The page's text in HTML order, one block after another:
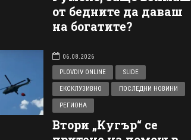
от бедните да даваш
на богатите?
06.08.2026
PLOVDIV ONLINE
SLIDE
ЕКСКЛУЗИВНО ПОСЛЕДНИ НОВИНИ
РЕГИОНА
Втори „Кугър“ се